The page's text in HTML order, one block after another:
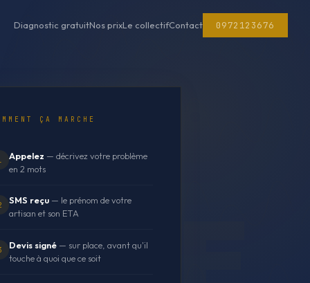
Diagnostic gratuitNos prixLe collectifContact 0972123676
ÇA MARCHE
Appelez — décrivez votre problème
en 2 mots
SMS reçu — le prénom de votre
artisan et son ETA
Devis signé — sur place, avant qu'il
touche à quoi que ce soit